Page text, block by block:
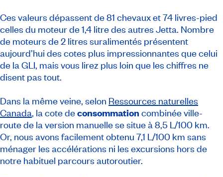
Ces valeurs dépassent de 81 chevaux et 74 livres-pied
celles du moteur de 1,4 litre des autres Jetta. Nombre
de moteurs de 2 litres suralimentés présentent
aujourd’hui des cotes plus impressionnantes que celui
de la GLI, mais vous lirez plus loin que les chiffres ne
disent pas tout.
Dans la même veine, selon Ressources naturelles
Canada, la cote deconsommation combinée ville-
route de la version manuelle se situe à 8,5 L/100 km.
Or, nous avons facilement obtenu 7,1 L/100 km sans
ménager les accélérations ni les excursions hors de
notre habituel parcours autoroutier.